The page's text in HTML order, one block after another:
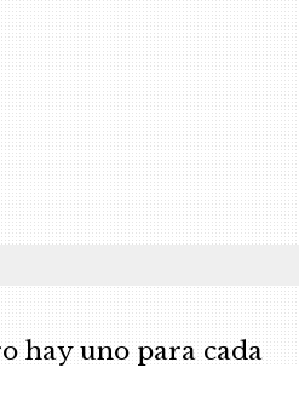
hay uno para cada